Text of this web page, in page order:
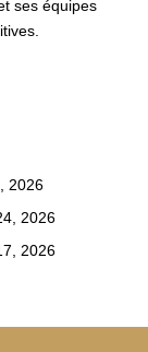
ses équipes
2026
2026
2026